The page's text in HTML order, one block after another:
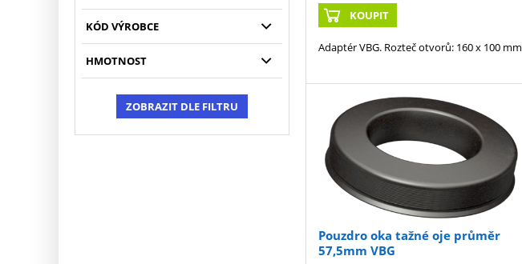
KÓD VÝROBCE
HMOTNOST
ZOBRAZIT DLE FILTRU
KOUPIT
Adaptér VBG. Rozteč otvorů: 160 x 100 mm
Pouzdro oka tažné oje průměr
57,5mm VBG